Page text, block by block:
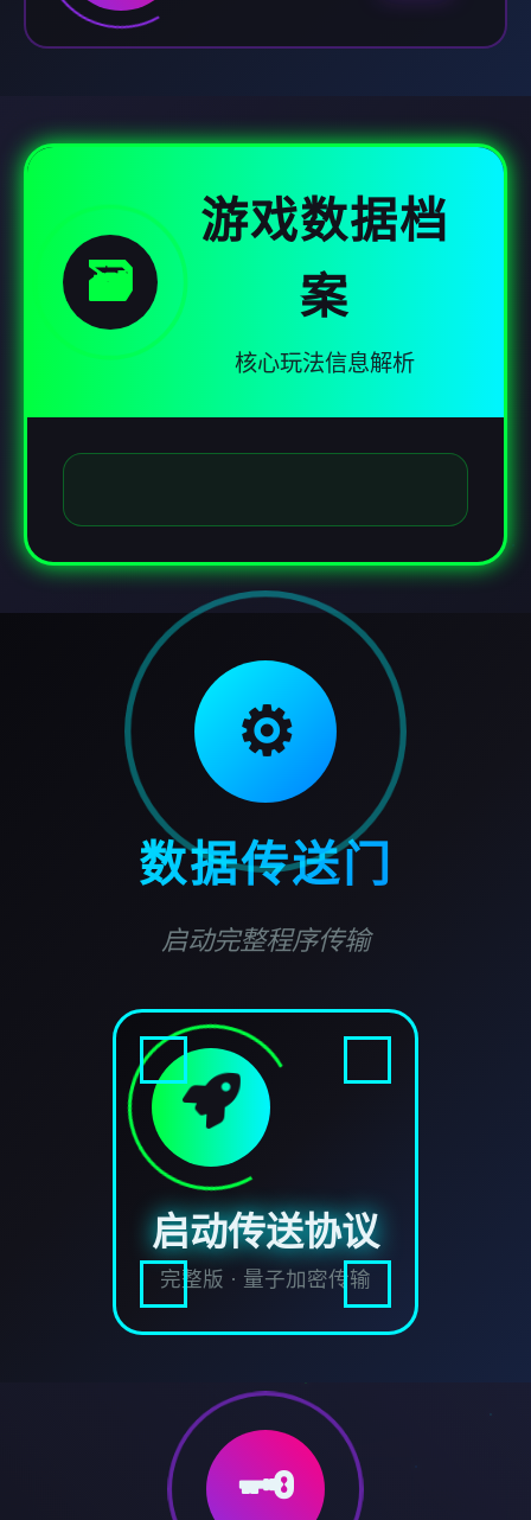
🗃️
游戏数据档
案
核心玩法信息解析
⚙️
数据传送门
启动完整程序传输
启动传送协议
完整版 · 量子加密传输
🗝️